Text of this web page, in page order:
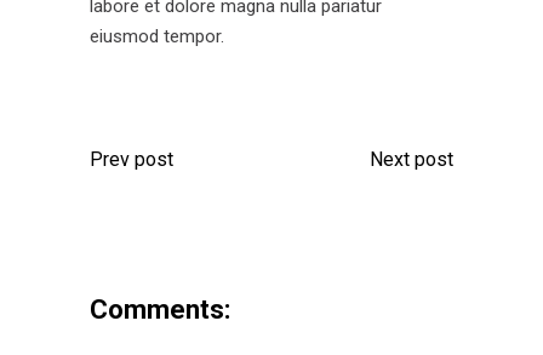
labore et dolore magna nulla pariatur
eiusmod tempor.
Prev post Next post
Comments: